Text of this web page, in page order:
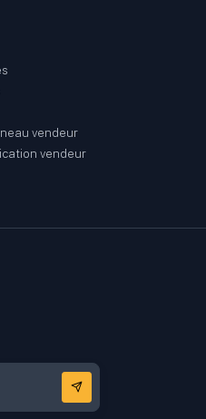
vendeur
vendeur